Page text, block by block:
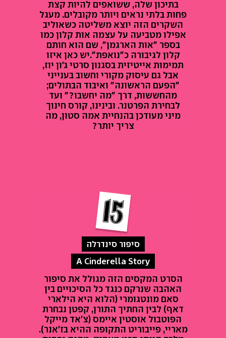
בתיכון שלה, ששואפים להיות קצת
פחות בלתי נראים ויותר מקובלים. מעגל
השקרים הזה יוצא משליטה כשאוליב
אפילו מטביעה על עצמה אות קלון כמו
בספר "אות הארגמן", שם הוא חותם
קלון לגיבורה כ"נואפת".יש כאן איזו
תמימות אייטיזית בסגנון סרטי ג'ון יוז,
אבל גם עיסוק מקורי וחשוב בענייני
"הפעם הראשונה" ואיבוד הבתולים;
מהחששות, דרך "מה יחשבו?" ועד
לבחירת הפרטנר. ובינינו, קורס חינוך
מיני מעודכן בהנחיית אמה סטון, מה
צריך יותר?
סיפור סינדרלה
A Cinderella Story
הסרט המקסים הזה מגולל את סיפור
האהבה שנרקם כנגד כל הסיכויים בין
סאם מונטגומרי (הלוא היא הילארי
דאף) לבין החתיך התורן, קפטן נבחרת
הפוטבול אוסטין איימס (צ'אד מייקל
מאריי, פייבוריט התקופה ההיא בז'אנר).